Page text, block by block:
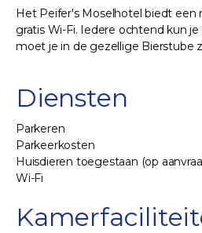
Het Peifer's Moselhotel biedt een
gratis Wi-Fi. Iedere ochtend kun
moet je in de gezellige Bierstube
Diensten
Parkeren
Parkeerkosten
Huisdieren toegestaan (op
Wi-Fi